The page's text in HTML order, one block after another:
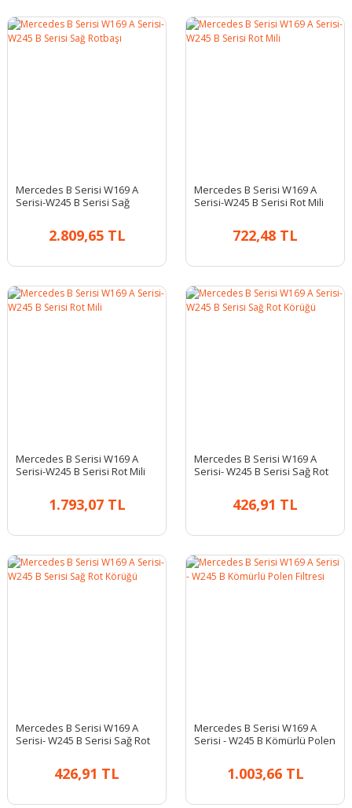
Mercedes B Serisi W169 A
Serisi-W245 B Serisi Sağ
2.809,65 TL
Mercedes B Serisi W169 A
Serisi-W245 B Serisi Rot Mili
722,48 TL
Mercedes B Serisi W169 A
Serisi-W245 B Serisi Rot Mili
1.793,07 TL
Mercedes B Serisi W169 A
Serisi- W245 B Serisi Sağ Rot
426,91 TL
Mercedes B Serisi W169 A
Serisi- W245 B Serisi Sağ Rot
426,91 TL
Mercedes B Serisi W169 A
Serisi - W245 B Kömürlü Polen
1.003,66 TL